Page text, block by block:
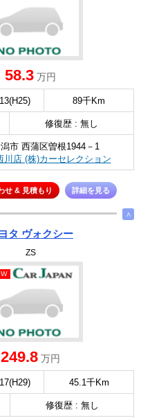
58.3 万円
89千Km
修復歴 : 無し
市 西蒲区曽根1944－1
川店 (株)カーセレクション
せ & 見積もり 詳細を見る
∧
タ ヴォクシー
ZS
249.8 万円
45.1千Km
修復歴 : 無し